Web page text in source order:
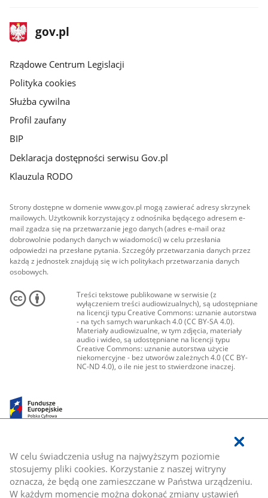
W celu świadczenia usług na najwyższym poziomie
stosujemy pliki cookies. Korzystanie z naszej witryny
oznacza, że będą one zamieszczane w Państwa urządzeniu.
W każdym momencie można dokonać zmiany ustawień
stopka
gov.plStrona
gov.pl
Rządowe Centrum Legislacji
Polityka cookies
Służba cywilna
Profil zaufany
BIP
Deklaracja dostępności serwisu Gov.pl
Klauzula RODO
Strony dostępne w domenie www.gov.pl mogą zawierać adresy skrzynek
mailowych. Użytkownik korzystający z odnośnika będącego adresem e-
mail zgadza się na przetwarzanie jego danych (adres e-mail oraz
dobrowolnie podanych danych w wiadomości) w celu przesłania
odpowiedzi na przesłane pytania. Szczegóły przetwarzania danych przez
każdą z jednostek znajdują się w ich politykach przetwarzania danych
osobowych.
Treści tekstowe publikowane w serwisie (z
wyłączeniem treści audiowizualnych), są udostępniane
na licencji typu Creative Commons: uznanie autorstwa
- na tych samych warunkach 4.0 (CC BY-SA 4.0).
Materiały audiowizualne, w tym zdjęcia, materiały
audio i wideo, są udostępniane na licencji typu
Creative Commons: uznanie autorstwa użycie
niekomercyjne - bez utworów zależnych 4.0 (CC BY-
NC-ND 4.0), o ile nie jest to stwierdzone inaczej.